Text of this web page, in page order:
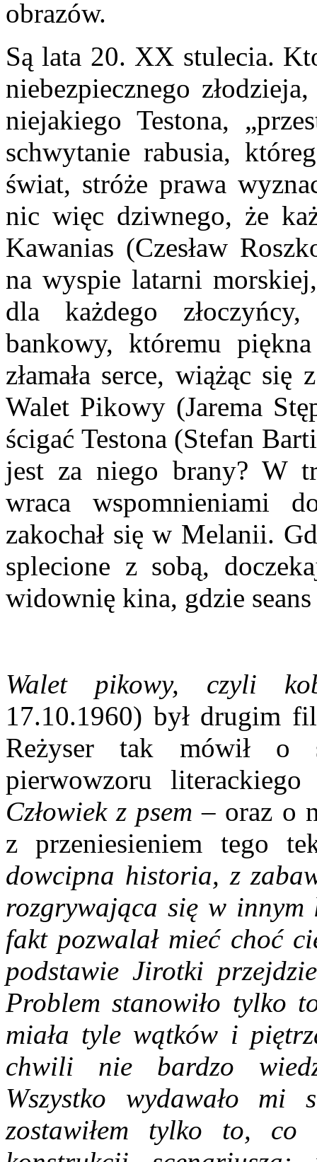
obrazów.
Są lata 20. XX stulecia.
niebezpiecznego
niejakiego Testona,
schwytanie rabusia,
świat, stróże prawa
nic więc dziwnego, że
Kawanias (Czesław
na wyspie latarni
dla każdego
bankowy, któremu
złamała serce, wiążąc
Walet Pikowy (Jarema
ścigać Testona (Stefan
jest za niego brany? W
wraca wspomnieniami
zakochał się w Melanii.
splecione z sobą,
widownię kina, gdzie
Walet pikowy, czyli
17.10.1960) był drugim
Reżyser tak mówił o
pierwowzoru
Człowiek z psem – oraz o
z przeniesieniem tego
dowcipna historia, z
rozgrywająca się w
fakt pozwalał mieć choć
podstawie Jirotki
Problem stanowiło tylko
miała tyle wątków i
chwili nie bardzo
Wszystko wydawało
zostawiłem tylko to, co